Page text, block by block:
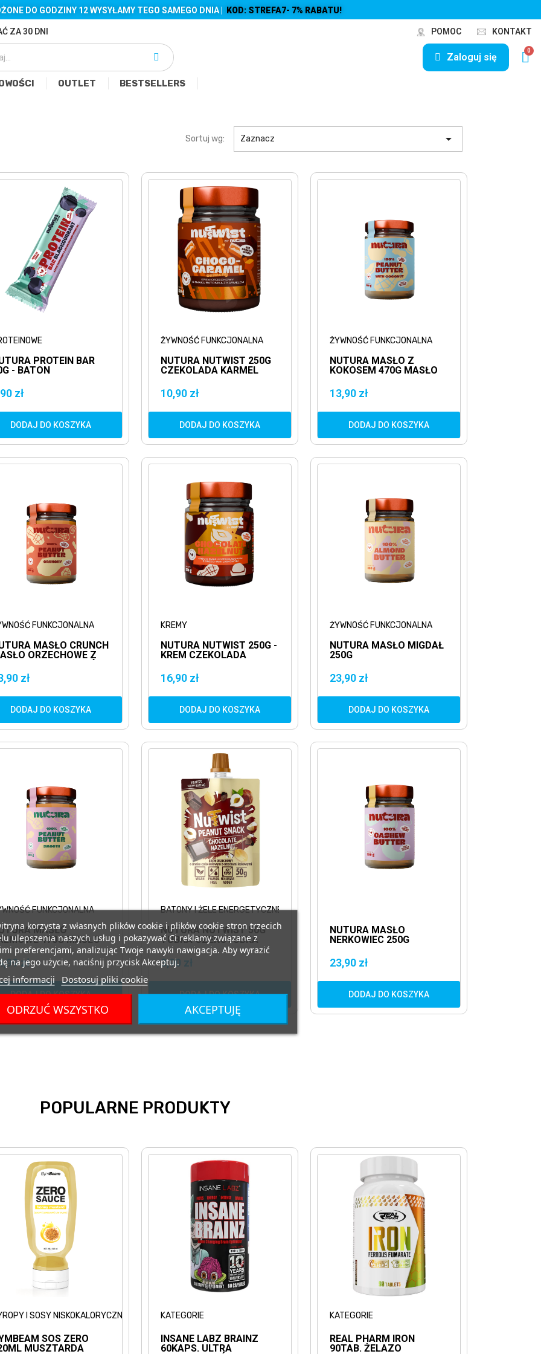
DO GODZINY 12 WYSYŁAMY TEGO SAMEGO DNIA | KOD: STREFA7- 7% RABATU!
ZA 30 DNI POMOC KONTAKT
Zaloguj się
OUTLET BESTSELLERS
Sortuj wg: Zaznacz 
PROTEIN BAR
- BATON
W CIEMNEJ
zł
DODAJ DO KOSZYKA
ŻYWNOŚĆ FUNKCJONALNA
NUTURA NUTWIST 250G
CZEKOLADA KARMEL
10,90 zł
DODAJ DO KOSZYKA
ŻYWNOŚĆ FUNKCJONALNA
NUTURA MASŁO Z
KOKOSEM 470G MASŁO
13,90 zł
DODAJ DO KOSZYKA
FUNKCJONALNA
MASŁO CRUNCH
ORZECHOWE Z
zł
DODAJ DO KOSZYKA
KREMY
NUTURA NUTWIST 250G -
KREM CZEKOLADA
16,90 zł
DODAJ DO KOSZYKA
ŻYWNOŚĆ FUNKCJONALNA
NUTURA MASŁO MIGDAŁ
250G
23,90 zł
DODAJ DO KOSZYKA
FUNKCJONALNA
MASŁO
470G MASŁO
SMOOTH
zł
DODAJ DO KOSZYKA
BATONY I ŻELE ENERGETYCZNE
NUTURA NUTWIST 50G
TUBKA CZEKOTUBKA
CHOCO-HAZELNUT
CZEKOLADA ORZECH
3,90 zł
DODAJ DO KOSZYKA
NUTURA MASŁO
NERKOWIEC 250G
23,90 zł
DODAJ DO KOSZYKA
POPULARNE PRODUKTY
I SOSY NISKOKALORYCZNE
SOS ZERO
MUSZTARDA
KATEGORIE
INSANE LABZ BRAINZ
60KAPS. ULTRA
KATEGORIE
REAL PHARM IRON
90TAB. ŻELAZO
korzysta z własnych plików cookie i plików cookie stron trzecich
ulepszenia naszych usług i pokazywać Ci reklamy związane z
preferencjami, analizując Twoje nawyki nawigacja. Aby wyrazić
na jego użycie, naciśnij przycisk Akceptuj.
informacji Dostosuj pliki cookie
ODRZUĆ WSZYSTKO AKCEPTUJĘ